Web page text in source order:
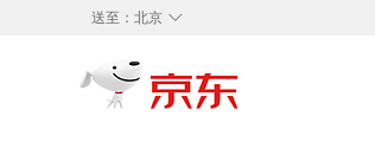
◇
送至： 北京